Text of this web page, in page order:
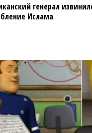
генерал
Ислама